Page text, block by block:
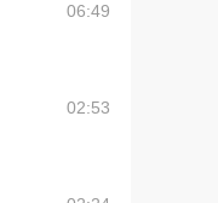
06:49
02:53